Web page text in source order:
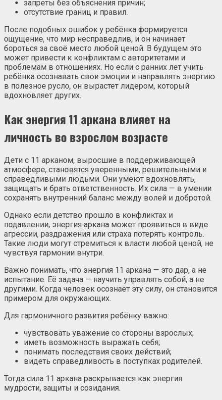
запреты без объяснения причин;
отсутствие границ и правил.
После подобных ошибок у ребёнка формируется
ощущение, что мир несправедлив, и он начинает
бороться за своё место любой ценой. В будущем это
может привести к конфликтам с авторитетами и
проблемам в отношениях. Но если с ранних лет учить
ребёнка осознавать свои эмоции и направлять энергию
в полезное русло, он вырастет лидером, который
вдохновляет других.
Как энергия 11 аркана влияет на
личность во взрослом возрасте
Дети с 11 арканом, выросшие в поддерживающей
атмосфере, становятся уверенными, решительными и
справедливыми людьми. Они умеют вдохновлять,
защищать и брать ответственность. Их сила — в умении
сохранять внутренний баланс между волей и добротой.
Однако если детство прошло в конфликтах и
подавлении, энергия аркана может проявиться в виде
агрессии, раздражения или страха потерять контроль.
Такие люди могут стремиться к власти любой ценой, не
чувствуя гармонии внутри.
Важно понимать, что энергия 11 аркана — это дар, а не
испытание. Её задача — научить управлять собой, а не
другими. Когда человек осознаёт эту силу, он становится
примером для окружающих.
Для гармоничного развития ребёнку важно:
чувствовать уважение со стороны взрослых;
иметь возможность выражать себя;
понимать последствия своих действий;
видеть справедливость в поступках родителей.
Тогда сила 11 аркана раскрывается как энергия
мудрости, защиты и созидания.